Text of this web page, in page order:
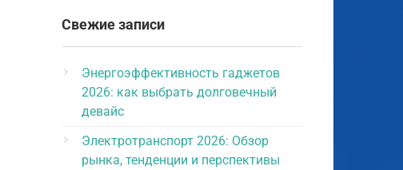
Свежие записи
Энергоэффективность гаджетов
2026: как выбрать долговечный
девайс
Электротранспорт 2026: Обзор
рынка, тенденции и перспективы